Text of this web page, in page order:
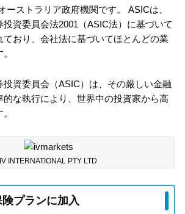
ーストラリア政府機関です。 ASICは、
資委員会法2001（ASIC法）に基づいて
おり、会社法に基づいてほとんどの業
投資委員会（ASIC）は、その厳しい金融
的な執行により、世界中の投資家から高
IV INTERNATIONAL PTY LTD
プランに加入